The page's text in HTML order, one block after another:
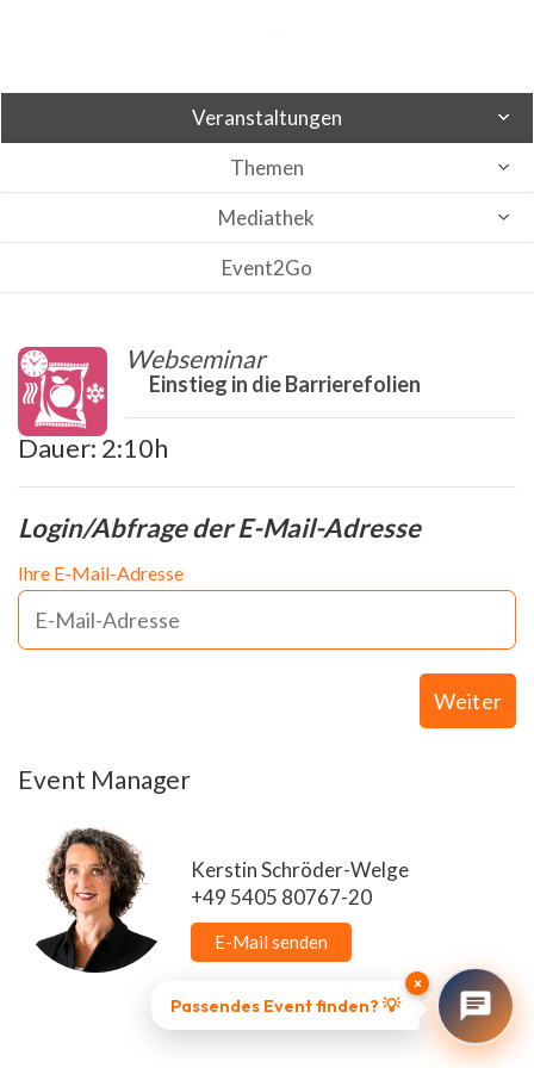
Veranstaltungen
Themen
Mediathek
Event2Go
Webseminar
Einstieg in die Barrierefolien
Dauer: 2:10h
Login/Abfrage der E-Mail-Adresse
Ihre E-Mail-Adresse
Weiter
Event Manager
Kerstin Schröder-Welge
+49 5405 80767-20
E-Mail senden
×
Passendes Event finden? 💡